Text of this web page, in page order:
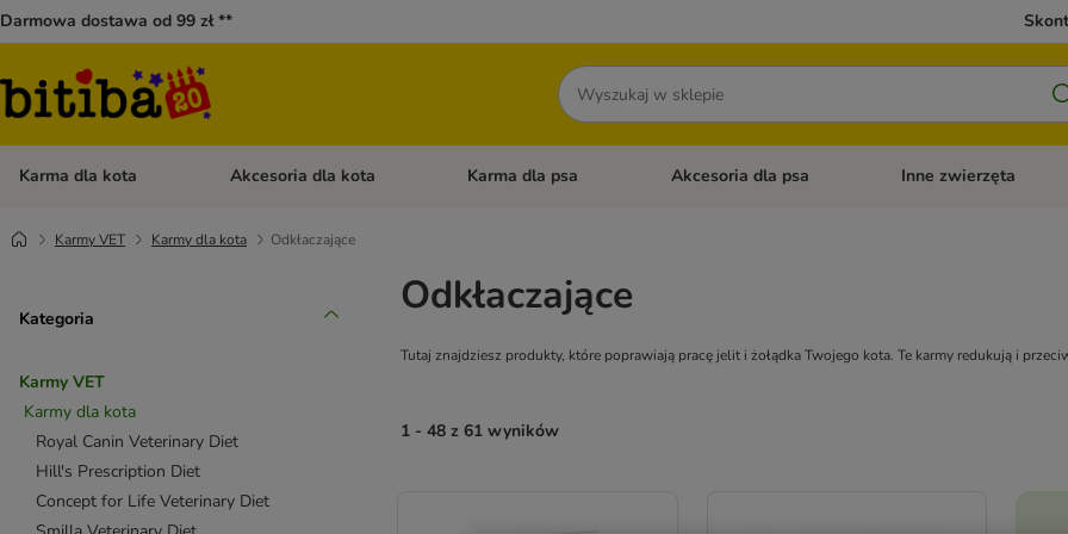
Darmowa dostawa od 99 zł **
Szukaj
Karma dla kota Otwórz menu kategorii: Karma dla kota
Akcesoria dla kota Otwórz menu kategorii: Akcesoria dla kota
Karma dla psa Otwórz menu kategorii: Karma dla psa
Akcesoria dla psa Otwórz menu kategorii:
Inne zwierzęta
Karmy VET Karmy dla kota Odkłaczające
Kategoria
Karmy VET
Karmy dla kota
Royal Canin Veterinary Diet
Hill's Prescription Diet
Concept for Life Veterinary Diet
Odkłaczające
Tutaj znajdziesz produkty, które poprawiają pracę jelit i żołądka Twojego kota. Te karmy redukują i
1 - 48 z 61 wyników